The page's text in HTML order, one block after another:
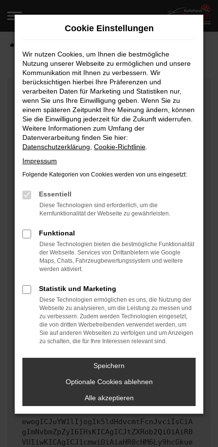
Zum
springen
Fehler: Network Error
Beim Laden ist ein Fehler aufgetreten.
Hier sind ein paar Tipps, die dir helfen können:
Überprüfe deine Firewall und deine
Internetverbindung.
Laden andere Webseiten, zum Beispiel deine
Manche Erweiterungen, wie Werbeblocker, können
das Laden bestimmter Seiten verhindern.
Funktioniert die Seite in einem anderen Browser
Starte dein Gerät neu.
Das kann manchmal helfen, vorübergehende
Probleme zu beheben.
Betriebssystem auf dem neuesten Stand sind.
Veraltete Software birgt nicht nur ein
Sicherheitsrisiko, sondern kann auch dazu führen,
dass bestimmte Funktionen nicht mehr unterstützt
werden.
Wende dich an den Webseitenbetreiber.
Wenn du alle oben genannten Schritte versucht hast,
kontaktiere uns bitte. Wir werden versuchen, das
Problem zu beheben. Du kannst uns diesen Text
schicken, um uns bei der Fehlersuche zu
ewogICJuYW1lIjogIk5ldHdvcmtFcnJvciIsCiA
gImNvbmZpZyI6IHsKICAgICJtZXRob2QiOiAiR0
VUIiwKICAgICJ1cmwiOiAiaHR0cHM6Ly9hcGkue
Cookie Einstellungen
Wir nutzen Cookies, um Ihnen die bestmögliche
Nutzung unserer Webseite zu ermöglichen und unsere
Kommunikation mit Ihnen zu verbessern. Wir
berücksichtigen hierbei Ihre Präferenzen und
verarbeiten Daten für Marketing und Statistiken nur,
wenn Sie uns Ihre Einwilligung geben. Wenn Sie zu
einem späteren Zeitpunkt Ihre Meinung ändern, können
Sie die Einwilligung jederzeit für die Zukunft widerrufen.
Weitere Informationen zum Umfang der
Datenverarbeitung finden Sie hier:
Datenschutzerklärung Cookie-Richtlinie
Impressum
Folgende Kategorien von Cookies werden von uns eingesetzt:
Essentiell
Diese Technologien sind erforderlich, um die
Kernfunktionalität der Webseite zu gewährleisten.
Funktional
Diese Technologien bieten die bestmögliche Funktionalität
der Webseite. Services von Drittanbietern wie Google
Maps, Chats, Fahrzeugbewertungssystem und weitere
werden aktiviert.
Statistik und Marketing
Diese Technologien ermöglichen es uns, die Nutzung der
Webseite zu analysieren, um die Leistung zu messen und
zu verbessern. Zudem werden Technologien eingesetzt,
die von dritten Werbetreibenden verwendet werden, um
Sie auf anderen Webseiten zu verfolgen und um Anzeigen
zu schalten, die für Ihre Interessen relevant sind.
Speichern
Optionale Cookies ablehnen
Alle akzeptieren